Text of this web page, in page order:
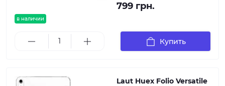
в наличии
799 грн.
Купить
Laut Huex Folio Versatile